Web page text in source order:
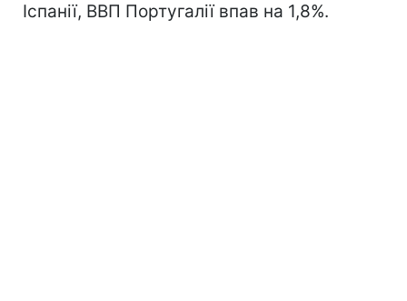
Іспанії, ВВП Португалії впав на 1,8%.